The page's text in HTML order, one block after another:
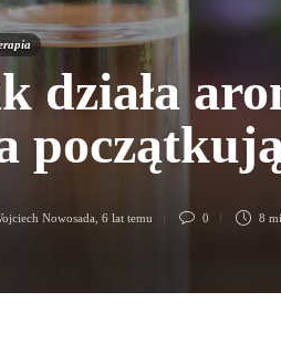
działa
Nowosada 6 lat temu 0 8